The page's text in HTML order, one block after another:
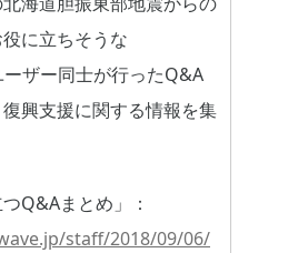
に立ちそうな
ーザー同士が行ったQ&A
興支援に関する情報を集
Q&Aまとめ」：
staff/2018/09/06/